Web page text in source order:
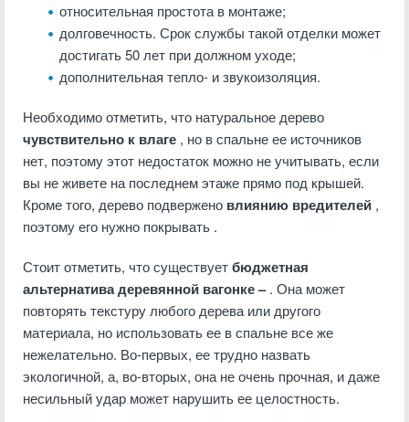
относительная простота в монтаже;
долговечность. Срок службы такой отделки может
достигать 50 лет при должном уходе;
дополнительная тепло- и звукоизоляция.
Необходимо отметить, что натуральное дерево
чувствительно к влаге , но в спальне ее источников
нет, поэтому этот недостаток можно не учитывать, если
вы не живете на последнем этаже прямо под крышей.
Кроме того, дерево подвержено влиянию вредителей ,
поэтому его нужно покрывать .
Стоит отметить, что существуетбюджетная
альтернатива деревянной вагонке –. Она может
повторять текстуру любого дерева или другого
материала, но использовать ее в спальне все же
нежелательно. Во-первых, ее трудно назвать
экологичной, а, во-вторых, она не очень прочная, и даже
несильный удар может нарушить ее целостность.